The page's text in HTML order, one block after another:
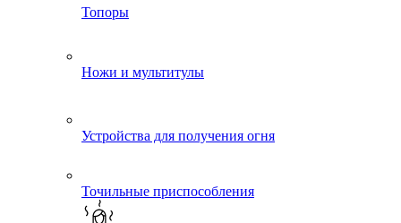
Топоры
Ножи и мультитулы
Устройства для получения огня
Точильные приспособления